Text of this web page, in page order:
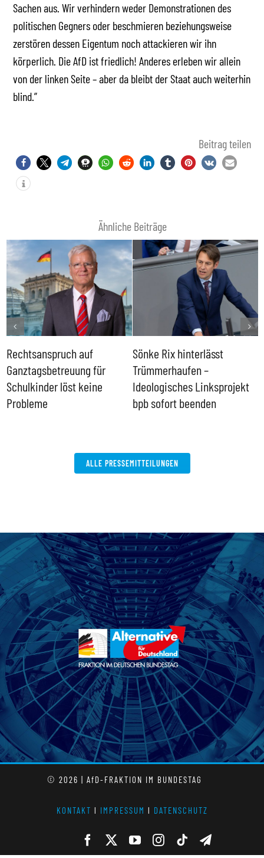
Sachen aus. Wir verhindern weder Demonstrationen des
politischen Gegners oder beschmieren beziehungsweise
zerstören dessen Eigentum noch attackieren wir ihn
körperlich. Die AfD ist friedlich! Anderes erleben wir allein
von der linken Seite – aber da bleibt der Staat auch weiterhin
blind.”
Beitrag teilen
Ähnliche Beiträge
Rechtsanspruch auf
Ganztagsbetreuung für
Schulkinder löst keine
Probleme
Sönke Rix hinterlässt
Trümmerhaufen –
Ideologisches Linksprojekt
bpb sofort beenden
ALLE PRESSEMITTEILUNGEN
© 2026 | AfD-FRAKTION IM BUNDESTAG
KONTAKT l IMPRESSUM l DATENSCHUTZ